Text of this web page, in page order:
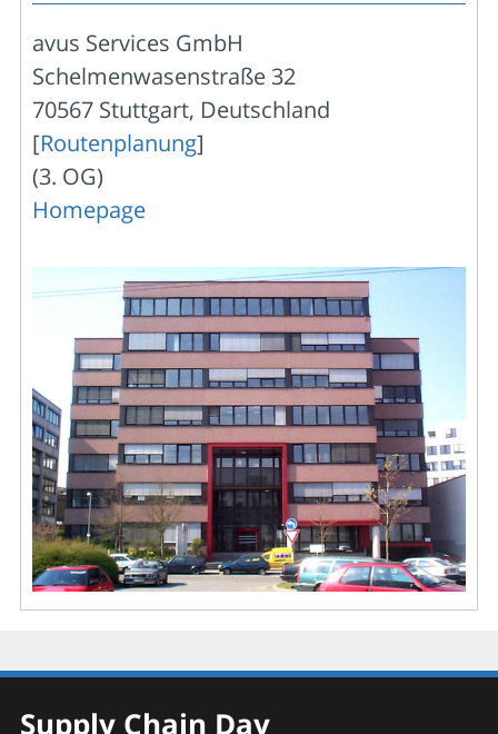
avus Services GmbH
Schelmenwasenstraße 32
70567 Stuttgart, Deutschland
[Routenplanung]
(3. OG)
Homepage
Supply Chain Day